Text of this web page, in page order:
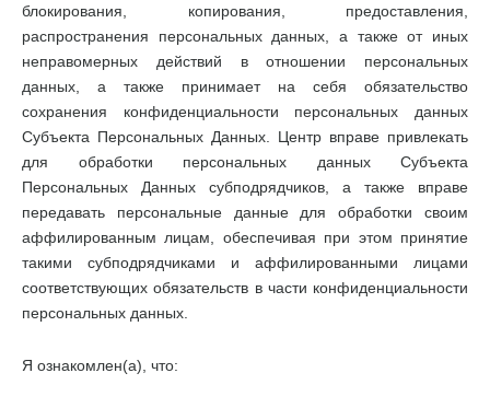
блокирования, копирования, предоставления,
распространения персональных данных, а также от иных
неправомерных действий в отношении персональных
данных, а также принимает на себя обязательство
сохранения конфиденциальности персональных данных
Субъекта Персональных Данных. Центр вправе привлекать
для обработки персональных данных Субъекта
Персональных Данных субподрядчиков, а также вправе
передавать персональные данные для обработки своим
аффилированным лицам, обеспечивая при этом принятие
такими субподрядчиками и аффилированными лицами
соответствующих обязательств в части конфиденциальности
персональных данных.
Я ознакомлен(а), что: